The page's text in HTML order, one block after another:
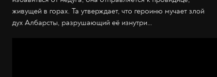
живущей в горах. Та утверждает, что героиню мучает злой
дух Албарсты, разрушающий её изнутри…